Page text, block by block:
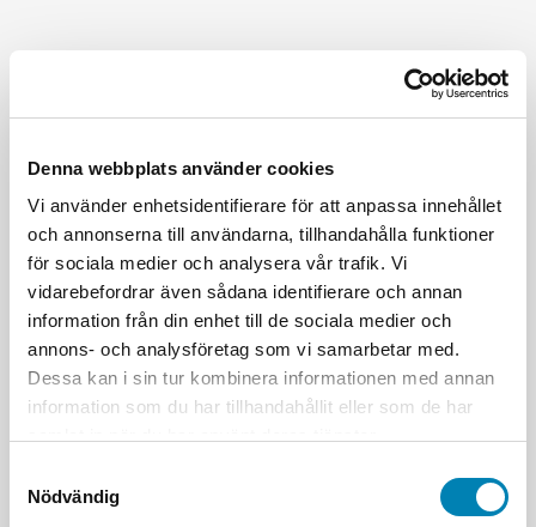
Denna webbplats använder cookies
Vi använder enhetsidentifierare för att anpassa innehållet
och annonserna till användarna, tillhandahålla funktioner
för sociala medier och analysera vår trafik. Vi
vidarebefordrar även sådana identifierare och annan
information från din enhet till de sociala medier och
annons- och analysföretag som vi samarbetar med.
Dessa kan i sin tur kombinera informationen med annan
information som du har tillhandahållit eller som de har
Nödvändig